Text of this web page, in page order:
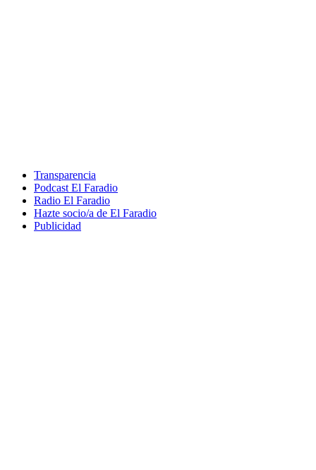
Transparencia
Podcast El Faradio
Radio El Faradio
Hazte socio/a de El Faradio
Publicidad